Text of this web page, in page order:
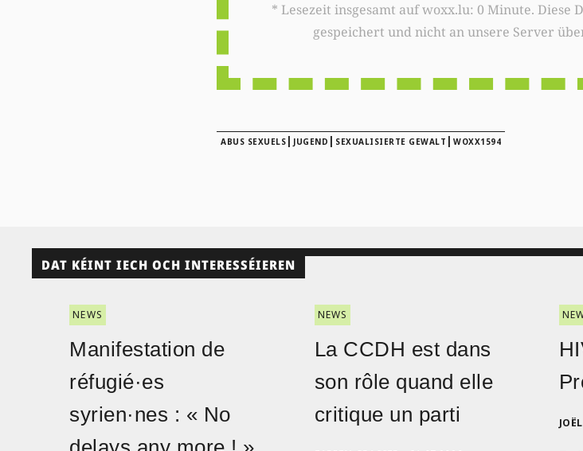
* Lesezeit insgesamt auf woxx.lu: 0 Minute. Diese Daten werden nur in Ihrem Browser
gespeichert und nicht an unsere Server
ABUS SEXUELS | JUGEND | SEXUALISIERTE GEWALT | WOXX1594
DAT KÉINT IECH OCH INTERESSÉIEREN
NEWS
Manifestation de
réfugié·es
syrien·nes : « No
NEWS
La CCDH est dans
son rôle quand elle
critique un parti